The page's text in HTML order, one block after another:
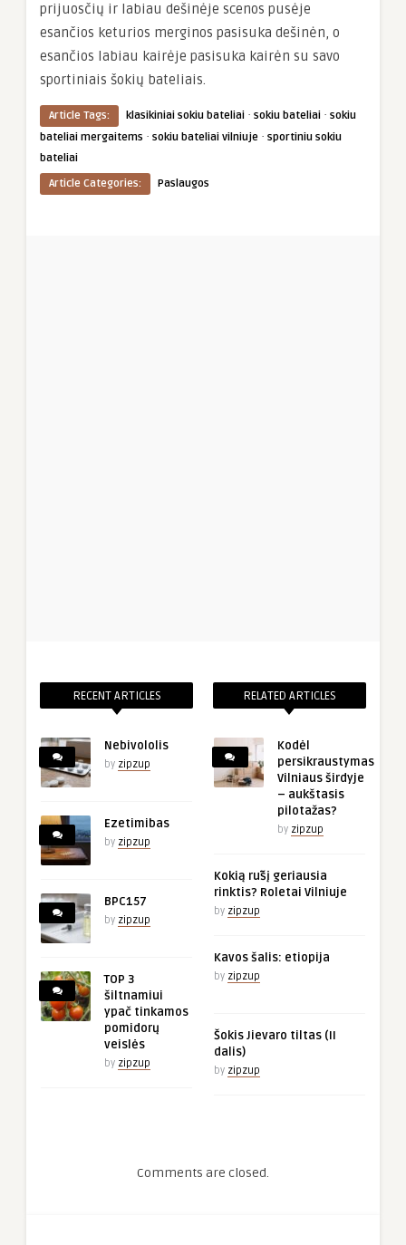
prijuosčių ir labiau dešinėje scenos pusėje
esančios keturios merginos pasisuka dešinėn, o
esančios labiau kairėje pasisuka kairėn su savo
sportiniais šokių bateliais.
Article Tags: klasikiniai sokiu bateliai · sokiu bateliai · sokiu
bateliai mergaitems · sokiu bateliai vilniuje · sportiniu sokiu
bateliai
Article Categories:
Paslaugos
RECENT ARTICLES
Nebivololis
by zipzup
Ezetimibas
by zipzup
BPC157
by zipzup
TOP 3
šiltnamiui
ypač tinkamos
pomidorų
veislės
by zipzup
RELATED ARTICLES
Kodėl
persikraustymas
Vilniaus širdyje
– aukštasis
pilotažas?
by zipzup
Kokią rūšį geriausia
rinktis? Roletai Vilniuje
by zipzup
Kavos šalis: etiopija
by zipzup
Šokis Jievaro tiltas (II
dalis)
by zipzup
Comments are closed.